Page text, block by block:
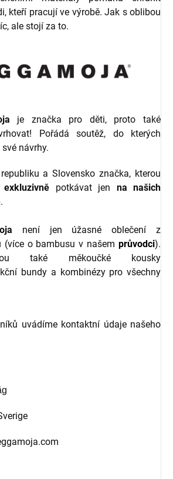
kteří pracují ve výrobě. Jak s oblibou
ale stojí za to.
je značka pro děti, proto také
Pořádá soutěž, do kterých
návrhy.
a Slovensko značka, kterou
exkluzivně potkávat jen na našich
.
není jen úžasné oblečení z
(více o bambusu v našem průvodci).
také měkoučké kousky
bundy a kombinézy pro všechny
uvádíme kontaktní údaje našeho